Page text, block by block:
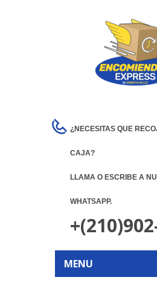
¿NECESITAS QUE
CAJA?
LLAMA O ESCRIBE A
WHATSAPP.
MENU